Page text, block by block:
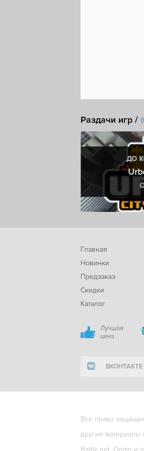
Раздачи игр /
ДО
Главная
Новинки
Предзаказ
Скидки
Каталог
Лучшая
цена
ВКОНТАКТЕ
Все права
другие материалы
Battle.net, Origin и